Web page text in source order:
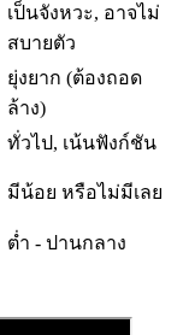
เป็นจังหวะ, อาจไม่
สบายตัว
ยุ่งยาก (ต้องถอด
ล้าง)
ทั่วไป, เน้นฟังก์ชัน
มีน้อย หรือไม่มีเลย
ต่ำ - ปานกลาง